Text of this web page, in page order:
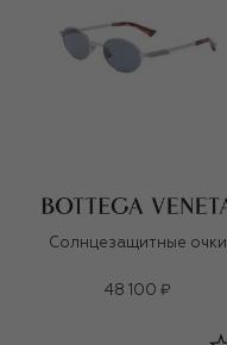
Солнцезащитные очки
48 100 ₽